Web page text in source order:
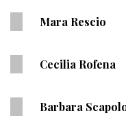
Mara Rescio
Cecilia Rofena
Barbara